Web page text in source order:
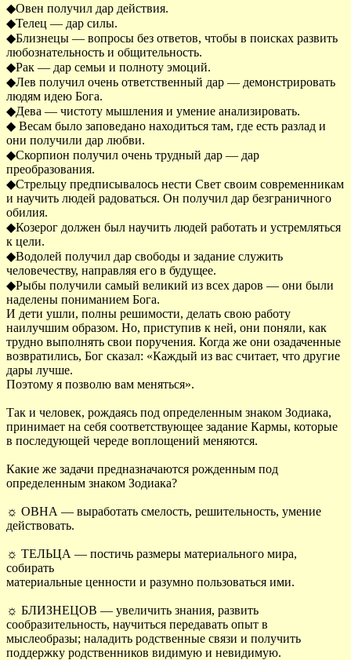
◆Овен получил дар действия.
◆Телец — дар силы.
◆Близнецы — вопросы без ответов, чтобы в поисках развить
любознательность и общительность.
◆Рак — дар семьи и полноту эмоций.
◆Лев получил очень ответственный дар — демонстрировать
людям идею Бога.
◆Дева — чистоту мышления и умение анализировать.
◆ Весам было заповедано находиться там, где есть разлад и
они получили дар любви.
◆Скорпион получил очень трудный дар — дар
преобразования.
◆Стрельцу предписывалось нести Свет своим современникам
и научить людей радоваться. Он получил дар безграничного
обилия.
◆Козерог должен был научить людей работать и устремляться
к цели.
◆Водолей получил дар свободы и задание служить
человечеству, направляя его в будущее.
◆Рыбы получили самый великий из всех даров — они были
наделены пониманием Бога.
И дети ушли, полны решимости, делать свою работу
наилучшим образом. Но, приступив к ней, они поняли, как
трудно выполнять свои поручения. Когда же они озадаченные
возвратились, Бог сказал: «Каждый из вас считает, что другие
дары лучше.
Поэтому я позволю вам меняться».
Так и человек, рождаясь под определенным знаком Зодиака,
принимает на себя соответствующее задание Кармы, которые
в последующей череде воплощений меняются.
Какие же задачи предназначаются рожденным под
определенным знаком Зодиака?
☼ ОВНА — выработать смелость, решительность, умение
действовать.
☼ ТЕЛЬЦА — постичь размеры материального мира,
собирать
материальные ценности и разумно пользоваться ими.
☼ БЛИЗНЕЦОВ — увеличить знания, развить
сообразительность, научиться передавать опыт в
мыслеобразы; наладить родственные связи и получить
поддержку родственников видимую и невидимую.